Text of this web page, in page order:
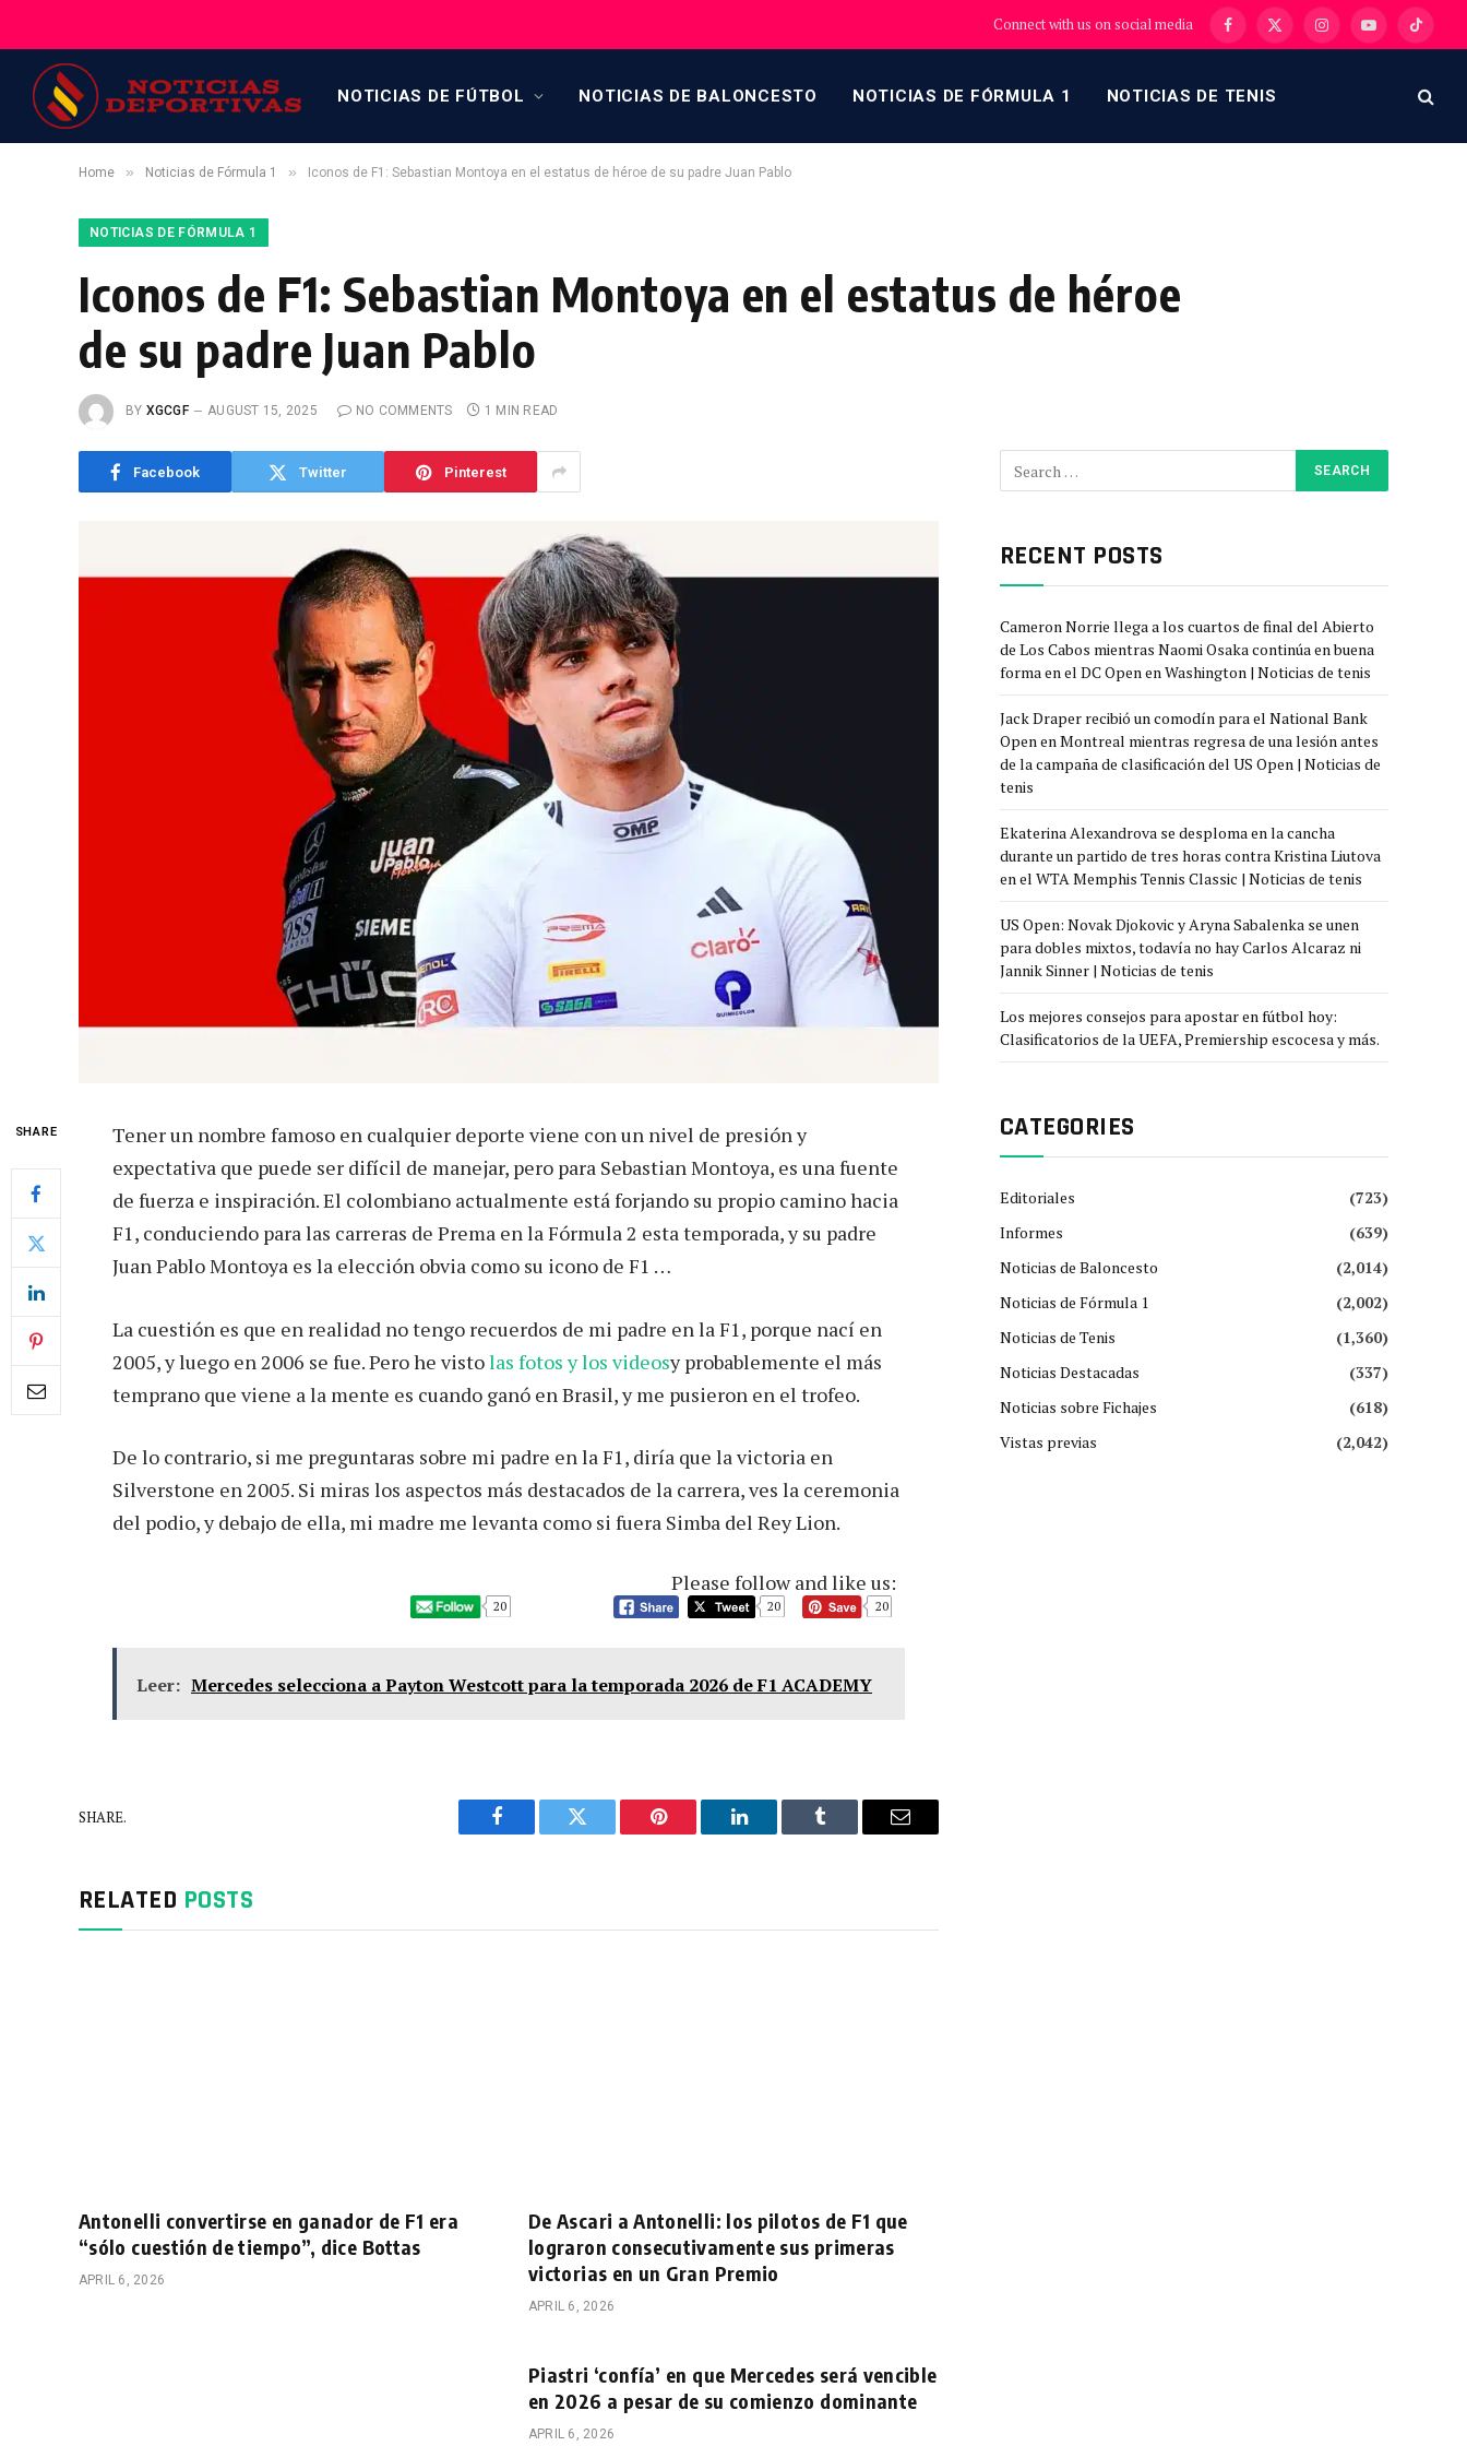
Connect with us on social media Facebook
X
InstagramYouTubeTikTok
NOTICIAS DE FÚTBOL NOTICIAS DE BALONCESTO NOTICIAS DE FÓRMULA 1 NOTICIAS DE TENIS
Home » Noticias de Fórmula 1 » Iconos de F1: Sebastian Montoya en el estatus de héroe de su padre Juan Pablo
NOTICIAS DE FÓRMULA 1
Iconos de F1: Sebastian Montoya en el estatus de héroe
de su padre Juan Pablo
BY XGCGF AUGUST 15, 2025 NO COMMENTS 1 MIN READ
Facebook Twitter Pinterest
SHARE
Tener un nombre famoso en cualquier deporte viene con un nivel de presión y
expectativa que puede ser difícil de manejar, pero para Sebastian Montoya, es una fuente
de fuerza e inspiración. El colombiano actualmente está forjando su propio camino hacia
F1, conduciendo para las carreras de Prema en la Fórmula 2 esta temporada, y su padre
Juan Pablo Montoya es la elección obvia como su icono de F1 …
La cuestión es que en realidad no tengo recuerdos de mi padre en la F1, porque nací en
2005, y luego en 2006 se fue. Pero he vistolas fotos y los videosy probablemente el más
temprano que viene a la mente es cuando ganó en Brasil, y me pusieron en el trofeo.
De lo contrario, si me preguntaras sobre mi padre en la F1, diría que la victoria en
Silverstone en 2005. Si miras los aspectos más destacados de la carrera, ves la ceremonia
del podio, y debajo de ella, mi madre me levanta como si fuera Simba del Rey Lion.
Please follow and like us:
20 20 20
Leer: Mercedes selecciona a Payton Westcott para la temporada 2026 de F1 ACADEMY
SHARE.
Facebook Twitter Pinterest LinkedIn Tumblr Email
RELATED POSTS
Antonelli convertirse en ganador de F1 era
“sólo cuestión de tiempo”, dice Bottas
APRIL 6, 2026
De Ascari a Antonelli: los pilotos de F1 que
lograron consecutivamente sus primeras
victorias en un Gran Premio
APRIL 6, 2026
Piastri ‘confía’ en que Mercedes será vencible
en 2026 a pesar de su comienzo dominante
APRIL 6, 2026
RECENT POSTS
Cameron Norrie llega a los cuartos de final del Abierto
de Los Cabos mientras Naomi Osaka continúa en buena
forma en el DC Open en Washington | Noticias de tenis
Jack Draper recibió un comodín para el National Bank
Open en Montreal mientras regresa de una lesión antes
de la campaña de clasificación del US Open | Noticias de
tenis
Ekaterina Alexandrova se desploma en la cancha
durante un partido de tres horas contra Kristina Liutova
en el WTA Memphis Tennis Classic | Noticias de tenis
US Open: Novak Djokovic y Aryna Sabalenka se unen
para dobles mixtos, todavía no hay Carlos Alcaraz ni
Jannik Sinner | Noticias de tenis
Los mejores consejos para apostar en fútbol hoy:
Clasificatorios de la UEFA, Premiership escocesa y más.
CATEGORIES
Editoriales
(723)
Informes
(639)
Noticias de Baloncesto
(2,014)
Noticias de Fórmula 1
(2,002)
Noticias de Tenis
(1,360)
Noticias Destacadas
(337)
Noticias sobre Fichajes
(618)
Vistas previas
(2,042)